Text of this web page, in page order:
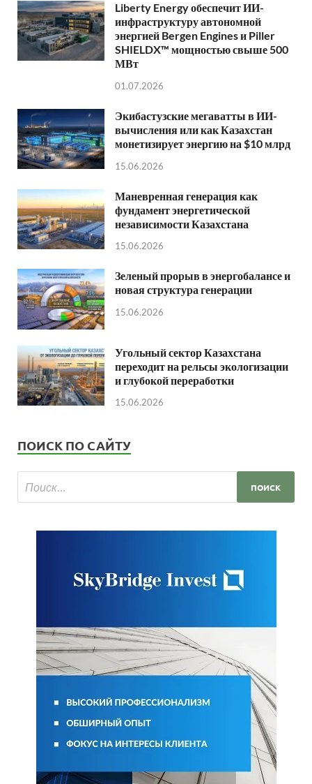
Liberty Energy обеспечит ИИ-
инфраструктуру автономной
энергией Bergen Engines и Piller
SHIELDX™ мощностью свыше 500
МВт
01.07.2026
Экибастузские мегаватты в ИИ-
вычисления или как Казахстан
монетизирует энергию на $10 млрд
15.06.2026
Маневренная генерация как
фундамент энергетической
независимости Казахстана
15.06.2026
Зеленый прорыв в энергобалансе и
новая структура генерации
15.06.2026
Угольный сектор Казахстана
переходит на рельсы экологизации
и глубокой переработки
15.06.2026
ПОИСК ПО САЙТУ